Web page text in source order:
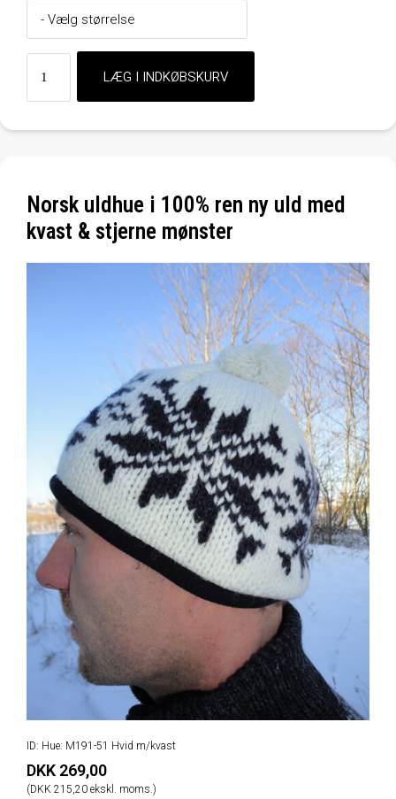
Norsk uldhue i 100% ren ny uld med
kvast & stjerne mønster
ID: Hue: M191-51 Hvid m/kvast
DKK 269,00
(DKK 215,20 ekskl. moms.)